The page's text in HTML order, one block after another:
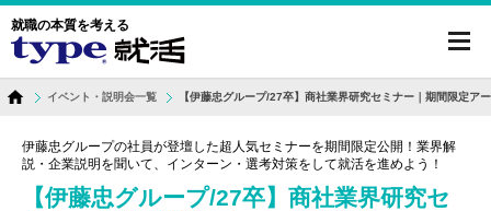
就職の本質を考える
イベント・説明会一覧 【伊藤忠グループ/27卒】商社業界研究セミナー｜期間限定ア
伊藤忠グループの社員が登壇した超人気セミナーを期間限定公開！業界解
説・企業説明を聞いて、インターン・選考対策をして就活を進めよう！
【伊藤忠グループ/27卒】商社業界研究セ